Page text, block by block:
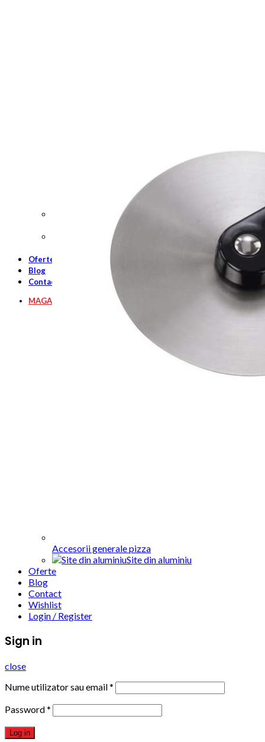
ACCESORII GENERALE PIZZA
Oferte
Blog
Contact
MAGAZIN ONLINE ACCESORII PIZZA
Accesorii generale pizza
Site din aluminiu
Oferte
Blog
Contact
Wishlist
Login / Register
Sign in
close
Nume utilizator sau email*
Password*
Log in